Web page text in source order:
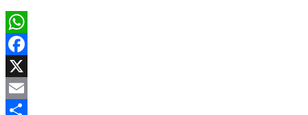
WhatsApp
Facebook
X
Email